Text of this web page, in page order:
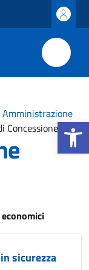
Apri la
Amministrazione
Concessione
sicurezza